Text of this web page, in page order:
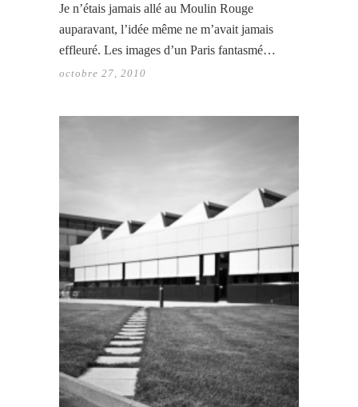
Je n’étais jamais allé au Moulin Rouge
auparavant, l’idée même ne m’avait jamais
effleuré. Les images d’un Paris fantasmé…
octobre 27, 2010